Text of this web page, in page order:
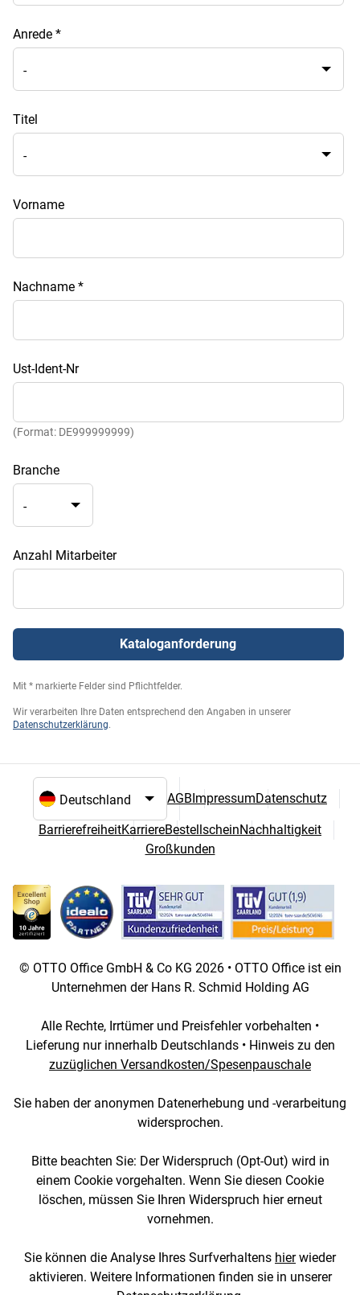
Anrede *
Titel
Vorname
Nachname *
Ust-Ident-Nr
(Format: DE999999999)
Branche
Anzahl Mitarbeiter
Kataloganforderung
Mit * markierte Felder sind Pflichtfelder.
Wir verarbeiten Ihre Daten entsprechend den Angaben in unserer
Datenschutzerklärung.
Sprach- und Landesauswahl
AGBImpressumDatenschutz
BarrierefreiheitKarriereBestellscheinNachhaltigkeit
Großkunden
© OTTO Office GmbH & Co KG 2026 • OTTO Office ist ein
Unternehmen der Hans R. Schmid Holding AG
Alle Rechte, Irrtümer und Preisfehler vorbehalten •
Lieferung nur innerhalb Deutschlands • Hinweis zu den
zuzüglichen Versandkosten/Spesenpauschale
Sie haben der anonymen Datenerhebung und -verarbeitung
widersprochen.
Bitte beachten Sie: Der Widerspruch (Opt-Out) wird in
einem Cookie vorgehalten. Wenn Sie diesen Cookie
löschen, müssen Sie Ihren Widerspruch hier erneut
vornehmen.
Sie können die Analyse Ihres Surfverhaltens hierwieder
aktivieren. Weitere Informationen finden sie in unserer